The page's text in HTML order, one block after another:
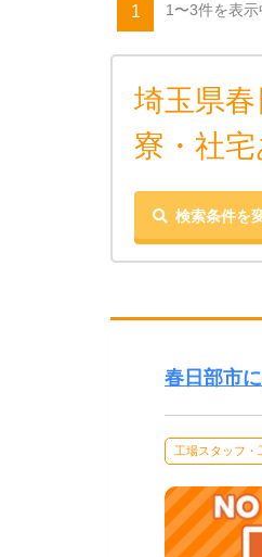
1 1〜3件を表示
埼玉県
寮・社宅
検索条件を
春日部市
工場スタッフ・